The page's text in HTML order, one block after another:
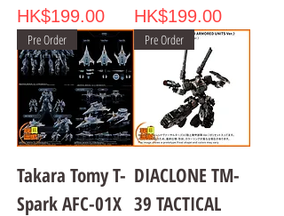
Price
HK$199.00 Price
HK$199.00
Pre Order
Takara Tomy T-
Spark AFC-01X
Pre Order
DIACLONE TM-
39 TACTICAL